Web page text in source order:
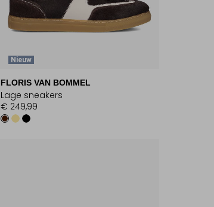
Nieuw
FLORIS VAN BOMMEL
Lage sneakers
€ 249,99